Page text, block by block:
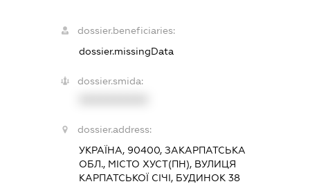
dossier.beneficiaries:
dossier.missingData
dossier.smida:
dossier.address:
УКРАЇНА, 90400, ЗАКАРПАТСЬКА
ОБЛ., МІСТО ХУСТ(ПН), ВУЛИЦЯ
КАРПАТСЬКОЇ СІЧІ, БУДИНОК 38